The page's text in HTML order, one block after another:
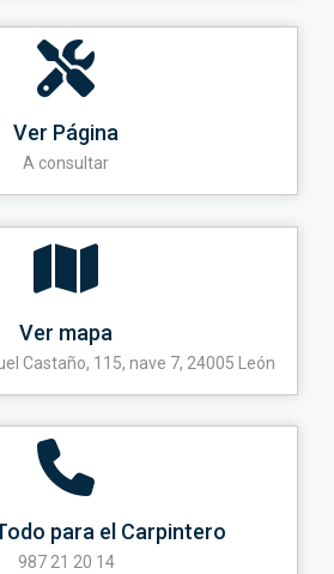
Ver Página
A consultar
Ver mapa
Castaño, 115, nave 7, 24005 León
para el Carpintero
987 21 20 14